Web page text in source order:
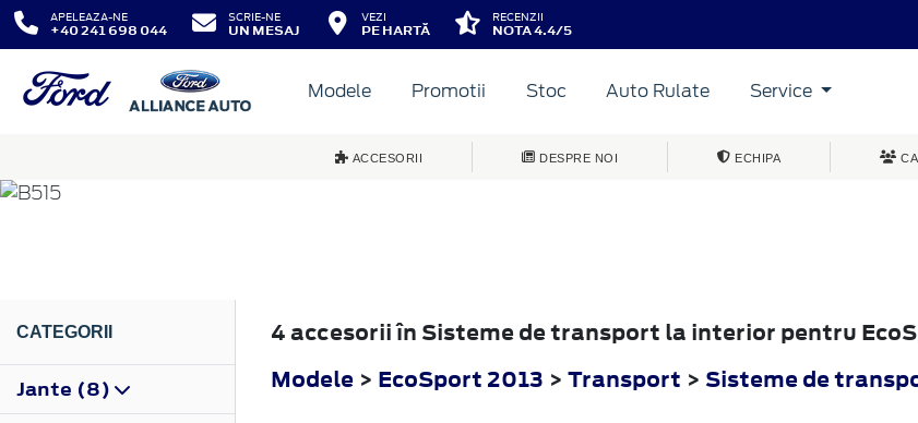
APELEAZA-NE
+40 241 698 044
SCRIE-NE
UN MESAJ
VEZI
PE HARTĂ
RECENZII
NOTA 4.4/5
Modele Promotii Stoc Auto Rulate Service
ACCESORII DESPRE NOI ECHIPA
CATEGORII
Jante (8)
4 accesorii în Sisteme de transport la interior pentru
Modele > EcoSport 2013 > Transport > Sisteme de